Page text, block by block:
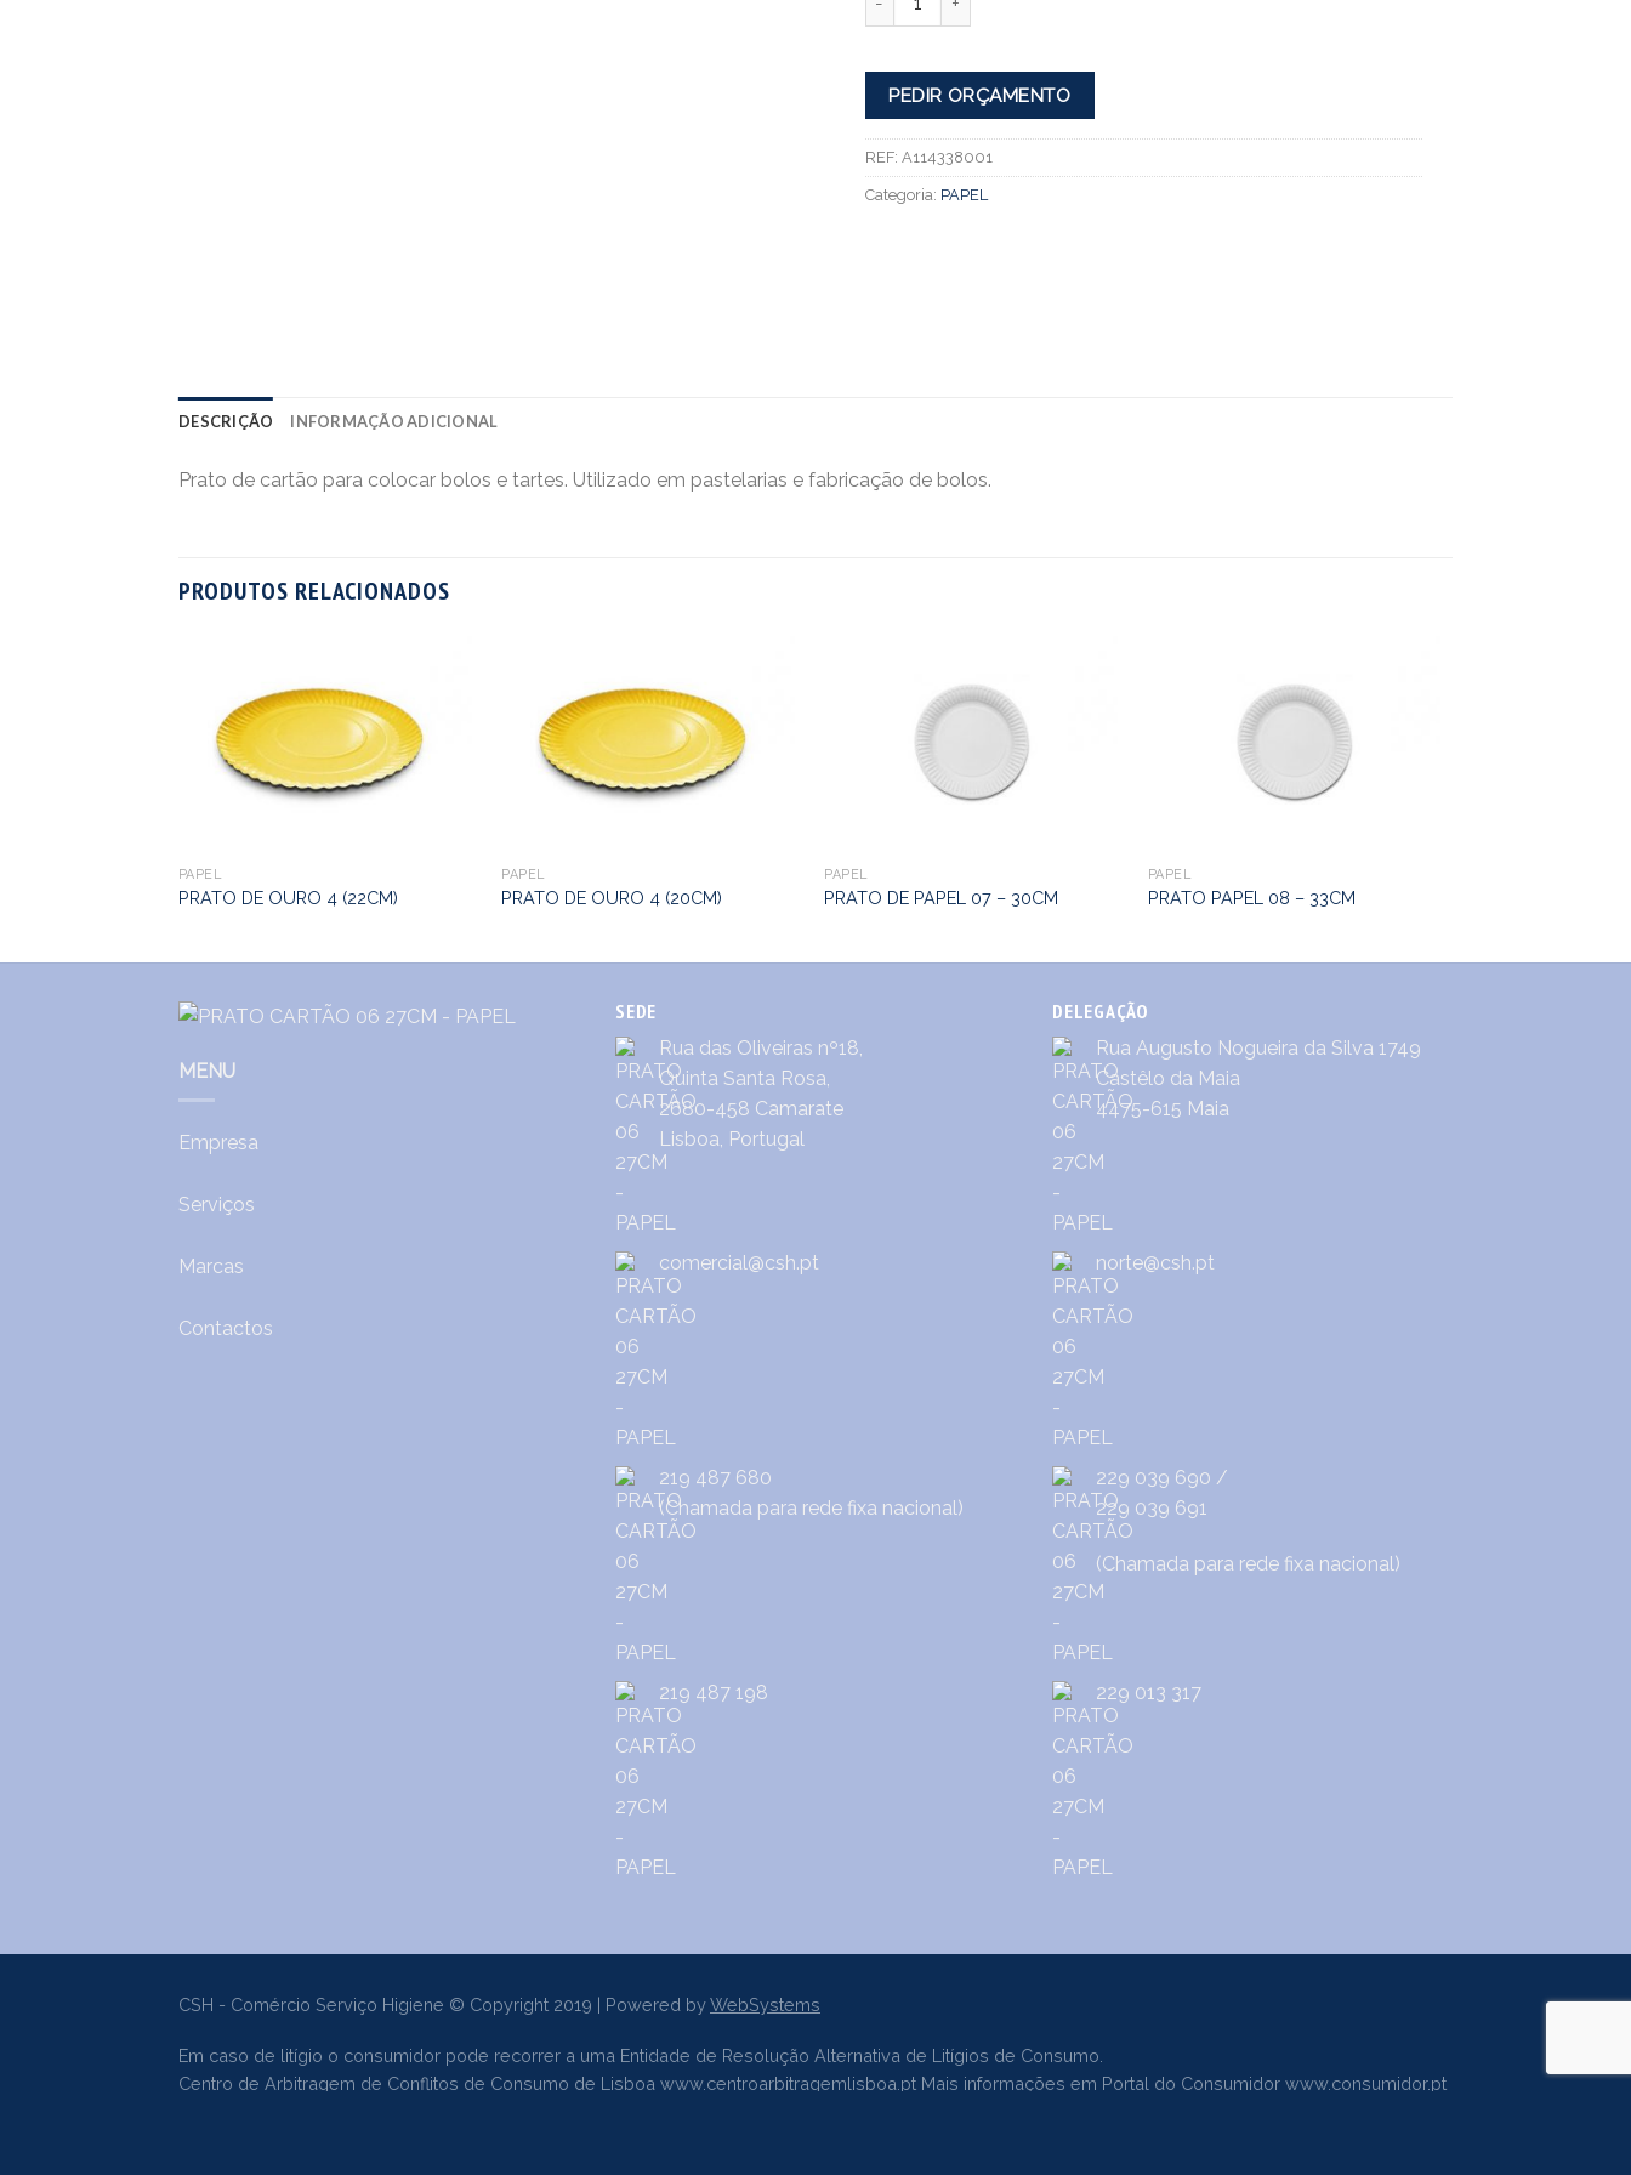
PEDIR ORÇAMENTO
REF: A114338001
Categoria: PAPEL
DESCRIÇÃO INFORMAÇÃO ADICIONAL
Prato de cartão para colocar bolos e tartes. Utilizado em pastelarias e fabricação de bolos.
PRODUTOS RELACIONADOS
PAPEL
PRATO DE OURO 4 (22CM)
PAPEL
PRATO DE OURO 4 (20CM)
PAPEL
PRATO DE PAPEL 07 – 30CM
PAPEL
PRATO PAPEL 08 – 33CM
MENU
Empresa
Serviços
Marcas
Contactos
SEDE
Rua das Oliveiras nº18,
Quinta Santa Rosa,
2680-458 Camarate
Lisboa, Portugal
comercial@csh.pt
219 487 680
(Chamada para rede fixa nacional)
219 487 198
DELEGAÇÃO
Rua Augusto Nogueira da Silva 1749
Castêlo da Maia
4475-615 Maia
norte@csh.pt
229 039 690 /
229 039 691
(Chamada para rede fixa nacional)
229 013 317
CSH - Comércio Serviço Higiene © Copyright 2019 | Powered byWebSystems
Em caso de litígio o consumidor pode recorrer a uma Entidade de Resolução Alternativa de Litígios de Consumo.
Centro de Arbitragem de Conflitos de Consumo de Lisboa www.centroarbitragemlisboa.pt Mais informações em Portal do Consumidor www.consumidor.pt